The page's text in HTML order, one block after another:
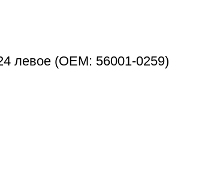
левое (OEM: 56001-0259)